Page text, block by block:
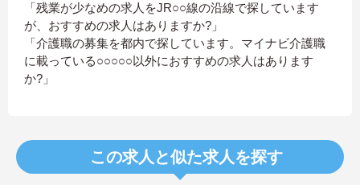
「残業が少なめの求人をJR○○線の沿線で探しています
が、おすすめの求人はありますか?」
「介護職の募集を都内で探しています。マイナビ介護職
に載っている○○○○○以外におすすめの求人はあります
か?」
この求人と似た求人を探す